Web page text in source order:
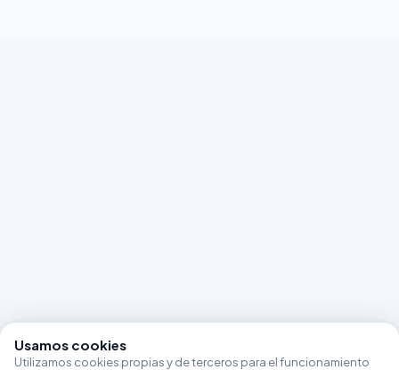
Usamos cookies
Utilizamos cookies propias y de terceros para el funcionamiento